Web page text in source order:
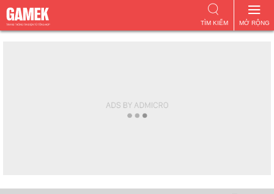
MỞ RỘNG
TÌM KIẾM